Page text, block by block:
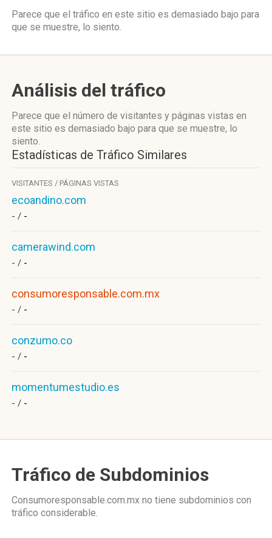
Parece que el tráfico en este sitio es demasiado bajo para
que se muestre, lo siento.
Análisis del tráfico
Parece que el número de visitantes y páginas vistas en
este sitio es demasiado bajo para que se muestre, lo
siento.
Estadísticas de Tráfico Similares
VISITANTES / PÁGINAS VISTAS
ecoandino.com
- / -
camerawind.com
- / -
consumoresponsable.com.mx
- / -
conzumo.co
- / -
momentumestudio.es
- / -
Tráfico de Subdominios
Consumoresponsable.com.mx no tiene subdominios con
tráfico considerable.